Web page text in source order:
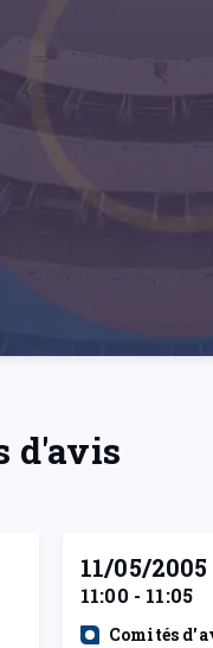
d'avis
11/05/2005
11:00 - 11:05
Comités